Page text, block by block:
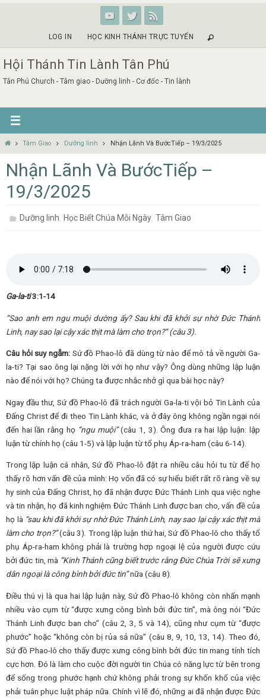
LOG IN HỌC KINH THÁNH TRỰC TUYẾN
Hội Thánh Tin Lành Tân Phú
Tân Phú Church - Tâm giao - Dưỡng linh - Cơ đốc - Tin lành
HomeTâm Giao Dưỡng linh Nhận Lãnh Và BướcTiếp – 19/3/2025
Nhận Lãnh Và BướcTiếp –
19/3/2025
Dưỡng linh,Học Biết Chúa Mỗi Ngày,Tâm Giao
Ga-la-ti3:1-14
“Sao anh em ngu muội dường ấy? Sau khi đã khởi sự nhờ Đức Thánh
Linh, nay sao lại cậy xác thịt mà làm cho trọn?” (câu 3).
Câu hỏi suy ngẫm: Sứ đồ Phao-lô đã dùng từ nào để mô tả về người Ga-
la-ti? Tại sao ông lại nặng lời với họ như vậy? Ông dùng những lập luận
nào để nói với họ? Chúng ta được nhắc nhở gì qua bài học này?
Ngay đầu thư, Sứ đồ Phao-lô đã trách người Ga-la-ti vội bỏ Tin Lành của
Đấng Christ để đi theo Tin Lành khác, và ở đây ông không ngần ngại nói
đến hai lần rằng họ “ngu muội”(câu 1, 3). Ông đưa ra hai lập luận: lập
luận từ chính họ (câu 1-5) và lập luận từ tổ phụ Áp-ra-ham (câu 6-14).
Trong lập luận cá nhân, Sứ đồ Phao-lô đặt ra nhiều câu hỏi tu từ để họ
thấy rõ hơn vấn đề của mình: Họ vốn đã có sự hiểu biết rất rõ ràng về sự
hy sinh của Đấng Christ, họ đã nhận được Đức Thánh Linh qua việc nghe
và tin nhận, họ đã kinh nghiệm Đức Thánh Linh được ban cho, vấn đề của
họ là “sau khi đã khởi sự nhờ Đức Thánh Linh, nay sao lại cậy xác thịt mà
làm cho trọn?”(câu 3). Trong lập luận thứ hai, Sứ đồ Phao-lô cho thấy tổ
phụ Áp-ra-ham không phải là trường hợp ngoại lệ của người được cứu
bởi đức tin, mà “Kinh Thánh cũng biết trước rằng Đức Chúa Trời sẽ xưng
dân ngoại là công bình bởi đức tin”nữa (câu 8).
Điều thú vị là qua hai lập luận này, Sứ đồ Phao-lô không còn nhấn mạnh
nhiều vào cụm từ “được xưng công bình bởi đức tin”, mà ông nói “Đức
Thánh Linh được ban cho” (câu 2, 3, 5 và 14), cũng như cụm từ “được
phước” hoặc “không còn bị rủa sả nữa” (câu 8, 9, 10, 13, 14). Theo đó,
Sứ đồ Phao-lô cho thấy được xưng công bình bởi đức tin mang tính tích
cực hơn. Đó là làm cho cuộc đời người tin Chúa có năng lực từ bên trong
để sống trong phước hạnh chứ không phải trong sự khốn khổ của việc
phải tuân phục luật pháp nữa. Chính vì lẽ đó, những ai đã nhận được Đức